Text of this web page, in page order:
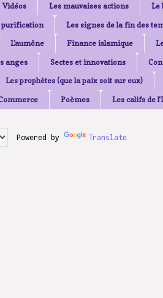
Vidéos Les mauvaises actions Le
purification Les signes de la fin des
L'aumône Finance islamique
anges Sectes et innovations
Les prophètes (que la paix soit sur eux)
Poèmes Les califs de
Powered by Translate